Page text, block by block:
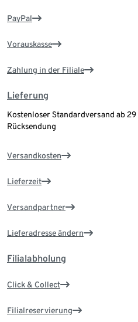
PayPal
Vorauskasse
Zahlung in der Filiale
Lieferung
Kostenloser Standardversand ab
Rücksendung
Versandkosten
Lieferzeit
Versandpartner
Lieferadresse ändern
Filialabholung
Click & Collect
Filialreservierung